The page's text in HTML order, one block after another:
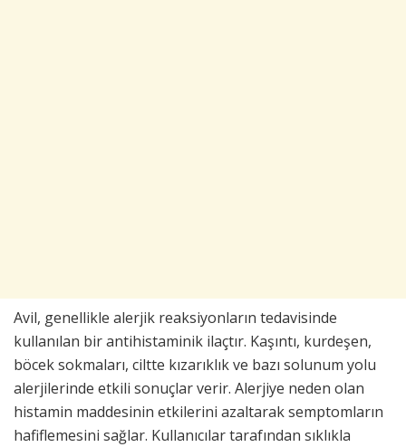
Avil, genellikle alerjik reaksiyonların tedavisinde
kullanılan bir antihistaminik ilaçtır. Kaşıntı, kurdeşen,
böcek sokmaları, ciltte kızarıklık ve bazı solunum yolu
alerjilerinde etkili sonuçlar verir. Alerjiye neden olan
histamin maddesinin etkilerini azaltarak semptomların
hafiflemesini sağlar. Kullanıcılar tarafından sıklıkla